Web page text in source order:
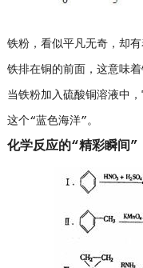
铁粉，看似平凡无奇，却
铁排在铜的前面，这意味
当铁粉加入硫酸铜溶液中
这个“蓝色海洋”。
化学反应的“精彩瞬间”